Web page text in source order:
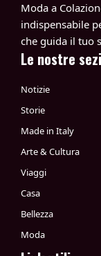
Moda a
indispensabile
che guida il tuo
Le nostre
Notizie
Storie
Made in Italy
Arte & Cultura
Viaggi
Casa
Bellezza
Moda